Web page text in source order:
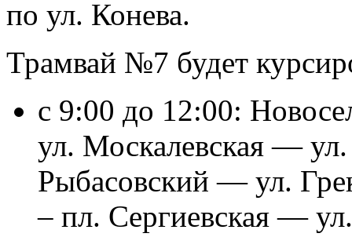
по ул. Конева.
Трамвай №7 будет
с 9:00 до 12:00:
ул. Москалевская —
Рыбасовский — ул.
– пл. Сергиевская —